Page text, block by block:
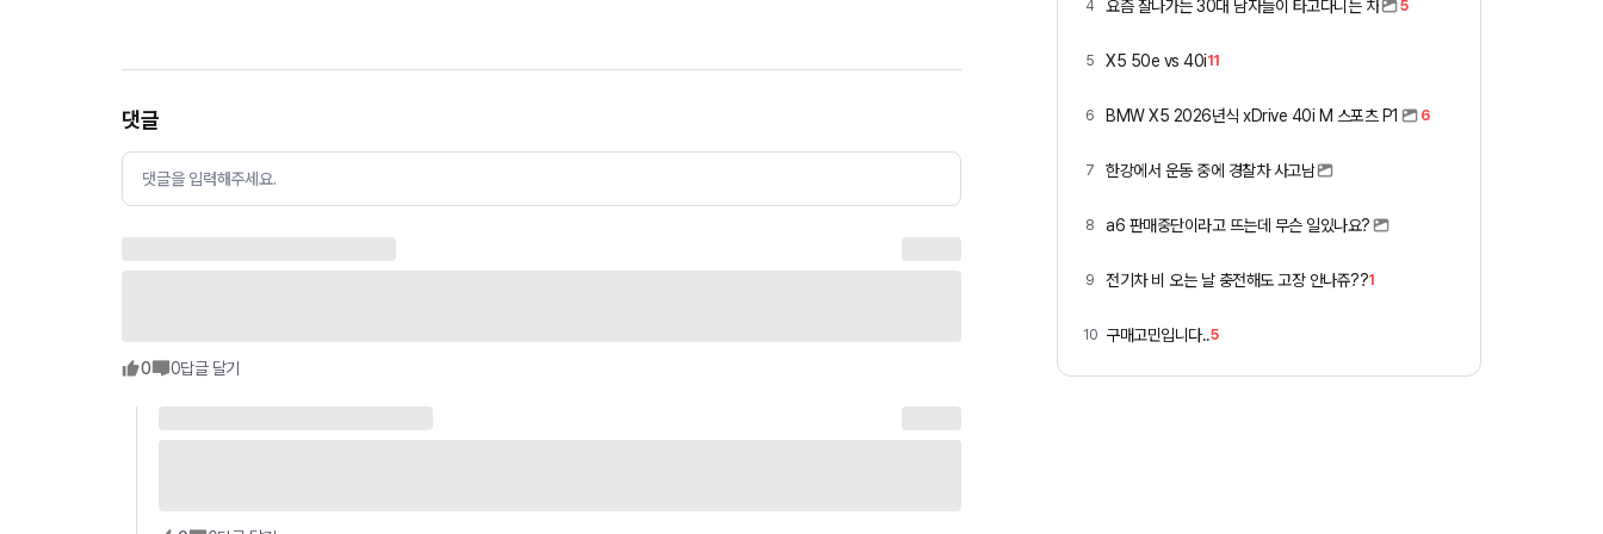
댓글
댓글을 입력해주세요.
0 0답글 달기
4 요즘 잘나가는 30대 남자들이 타고다니는 차 5
5 X5 50e vs 40i11
6 BMW X5 2026년식 xDrive 40i M 스포츠 P1 6
7 한강에서 운동 중에 경찰차 사고남
8 a6 판매중단이라고 뜨는데 무슨 일있나요?
9 전기차 비 오는 날 충전해도 고장 안나쥬??1
10 구매고민입니다..5